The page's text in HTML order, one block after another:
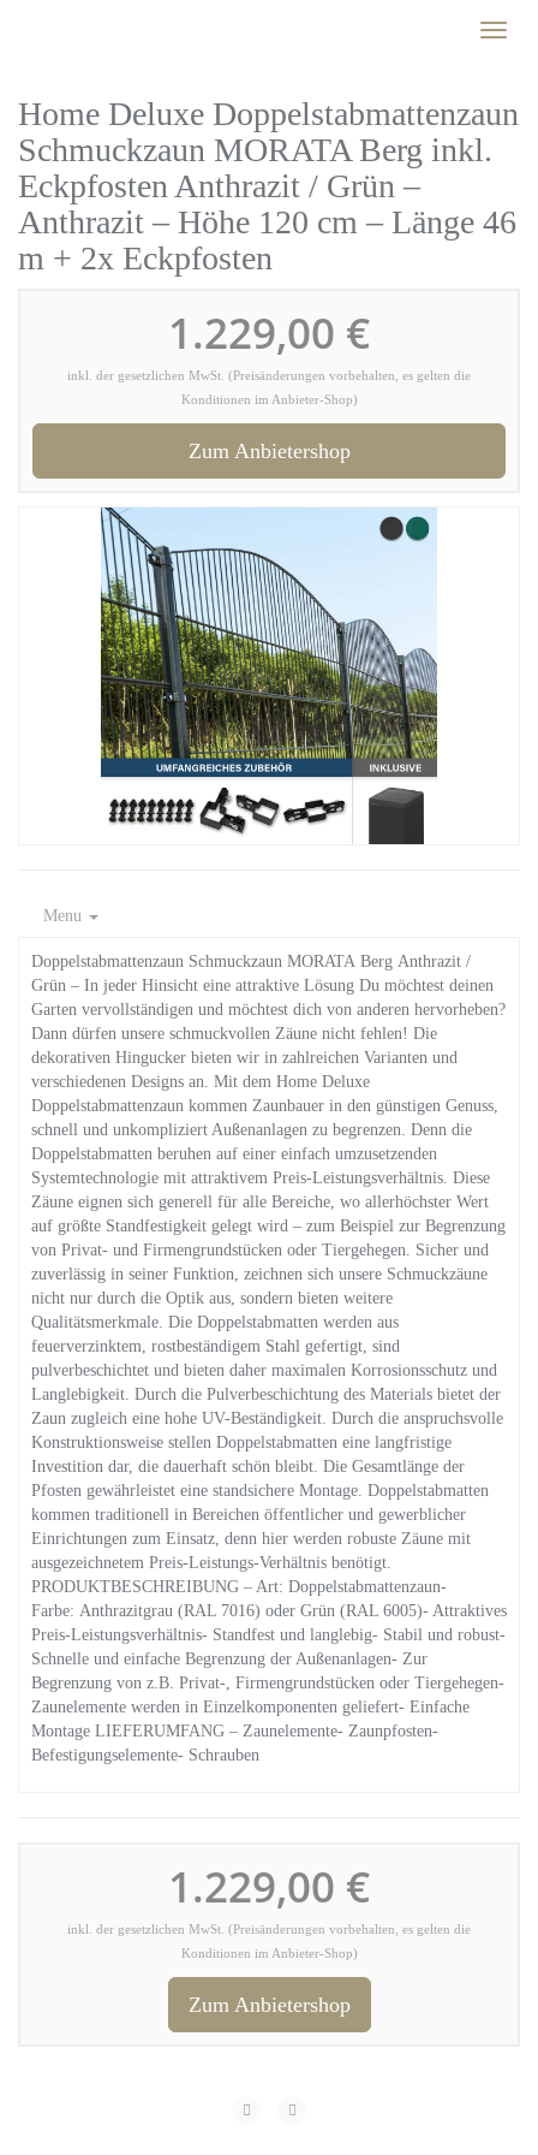
Toggle
Home Deluxe Doppelstabmattenzaun
Schmuckzaun MORATA Berg inkl.
Eckpfosten Anthrazit / Grün –
Anthrazit – Höhe 120 cm – Länge 46
m + 2x Eckpfosten
1.229,00 €
inkl. der gesetzlichen MwSt. (Preisänderungen vorbehalten, es gelten die
Konditionen im Anbieter-Shop)
Zum Anbietershop
Menu
Doppelstabmattenzaun Schmuckzaun MORATA Berg Anthrazit /
Grün – In jeder Hinsicht eine attraktive Lösung Du möchtest deinen
Garten vervollständigen und möchtest dich von anderen hervorheben?
Dann dürfen unsere schmuckvollen Zäune nicht fehlen! Die
dekorativen Hingucker bieten wir in zahlreichen Varianten und
verschiedenen Designs an. Mit dem Home Deluxe
Doppelstabmattenzaun kommen Zaunbauer in den günstigen Genuss,
schnell und unkompliziert Außenanlagen zu begrenzen. Denn die
Doppelstabmatten beruhen auf einer einfach umzusetzenden
Systemtechnologie mit attraktivem Preis-Leistungsverhältnis. Diese
Zäune eignen sich generell für alle Bereiche, wo allerhöchster Wert
auf größte Standfestigkeit gelegt wird – zum Beispiel zur Begrenzung
von Privat- und Firmengrundstücken oder Tiergehegen. Sicher und
zuverlässig in seiner Funktion, zeichnen sich unsere Schmuckzäune
nicht nur durch die Optik aus, sondern bieten weitere
Qualitätsmerkmale. Die Doppelstabmatten werden aus
feuerverzinktem, rostbeständigem Stahl gefertigt, sind
pulverbeschichtet und bieten daher maximalen Korrosionsschutz und
Langlebigkeit. Durch die Pulverbeschichtung des Materials bietet der
Zaun zugleich eine hohe UV-Beständigkeit. Durch die anspruchsvolle
Konstruktionsweise stellen Doppelstabmatten eine langfristige
Investition dar, die dauerhaft schön bleibt. Die Gesamtlänge der
Pfosten gewährleistet eine standsichere Montage. Doppelstabmatten
kommen traditionell in Bereichen öffentlicher und gewerblicher
Einrichtungen zum Einsatz, denn hier werden robuste Zäune mit
ausgezeichnetem Preis-Leistungs-Verhältnis benötigt.
PRODUKTBESCHREIBUNG – Art: Doppelstabmattenzaun-
Farbe: Anthrazitgrau (RAL 7016) oder Grün (RAL 6005)- Attraktives
Preis-Leistungsverhältnis- Standfest und langlebig- Stabil und robust-
Schnelle und einfache Begrenzung der Außenanlagen- Zur
Begrenzung von z.B. Privat-, Firmengrundstücken oder Tiergehegen-
Zaunelemente werden in Einzelkomponenten geliefert- Einfache
Montage LIEFERUMFANG – Zaunelemente- Zaunpfosten-
Befestigungselemente- Schrauben
1.229,00 €
inkl. der gesetzlichen MwSt. (Preisänderungen vorbehalten, es gelten die
Konditionen im Anbieter-Shop)
Zum Anbietershop